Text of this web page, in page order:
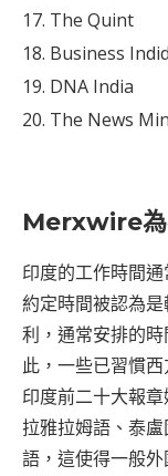
The Quint
Business
DNA India
The News
Merxwire為
印度的工作時間
約定時間被認為
利，通常安排的
此，一些已習慣
印度前二十大報
拉雅拉姆語、泰
語，這使得一般